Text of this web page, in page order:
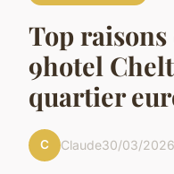
Top
9hotel
quartier
C Claude30/03/